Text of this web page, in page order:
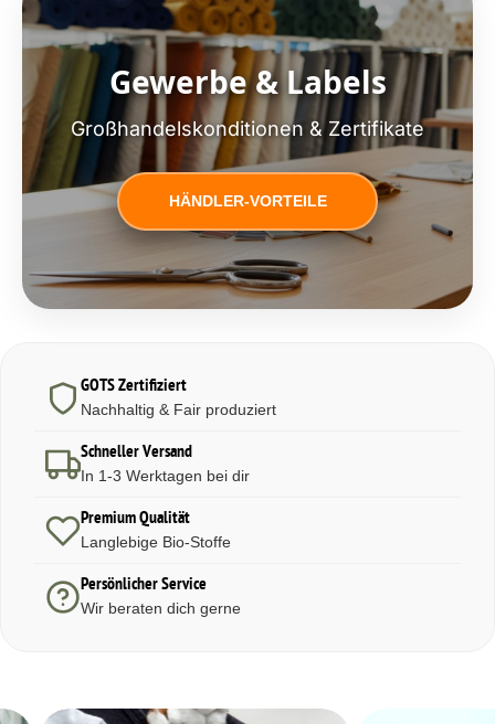
Gewerbe & Labels
Großhandelskonditionen & Zertifikate
HÄNDLER-VORTEILE
GOTS Zertifiziert
Nachhaltig & Fair produziert
Schneller Versand
In 1-3 Werktagen bei dir
Premium Qualität
Langlebige Bio-Stoffe
Persönlicher Service
Wir beraten dich gerne